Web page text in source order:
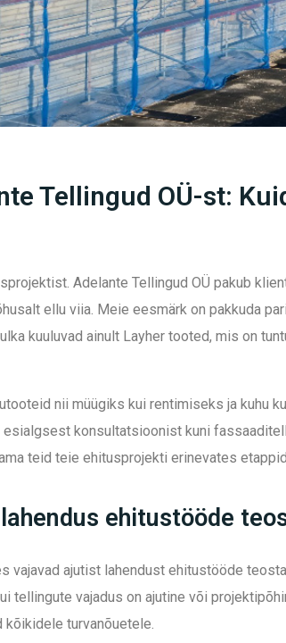
Tellingud OÜ-st:
Adelante Tellingud OÜ pakub
ellu viia. Meie eesmärk on pakkuda
kuuluvad ainult Layher tooted, mis on
nii müügiks kui rentimiseks ja kuhu
konsultatsioonist kuni
teid teie ehitusprojekti erinevates
ehitustööde
vajavad ajutist lahendust ehitustööde
vajadus on ajutine või
kõikidele turvanõuetele.